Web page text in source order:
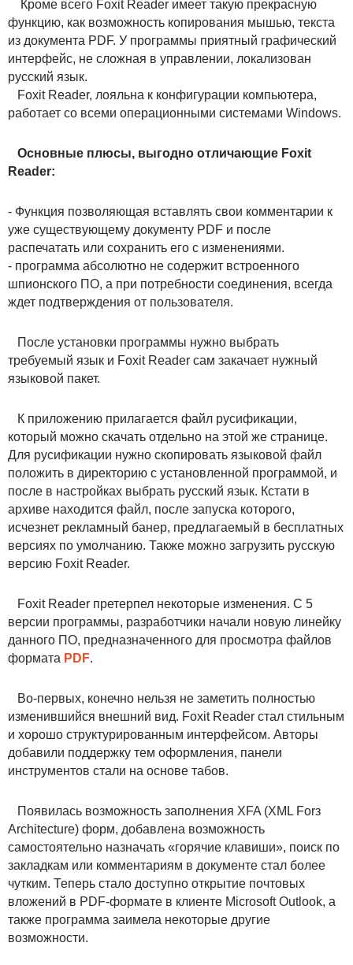
Кроме всего Foxit Reader имеет такую прекрасную
функцию, как возможность копирования мышью, текста
из документа PDF. У программы приятный графический
интерфейс, не сложная в управлении, локализован
русский язык.
Foxit Reader, лояльна к конфигурации компьютера,
работает со всеми операционными системами Windows.
Основные плюсы, выгодно отличающие Foxit
Reader:
- Функция позволяющая вставлять свои комментарии к
уже существующему документу PDF и после
распечатать или сохранить его с изменениями.
- программа абсолютно не содержит встроенного
шпионского ПО, а при потребности соединения, всегда
ждет подтверждения от пользователя.
После установки программы нужно выбрать
требуемый язык и Foxit Reader сам закачает нужный
языковой пакет.
К приложению прилагается файл русификации,
который можно скачать отдельно на этой же странице.
Для русификации нужно скопировать языковой файл
положить в директорию с установленной программой, и
после в настройках выбрать русский язык. Кстати в
архиве находится файл, после запуска которого,
исчезнет рекламный банер, предлагаемый в бесплатных
версиях по умолчанию. Также можно загрузить русскую
версию Foxit Reader.
Foxit Reader претерпел некоторые изменения. С 5
версии программы, разработчики начали новую линейку
данного ПО, предназначенного для просмотра файлов
формата PDF.
Во-первых, конечно нельзя не заметить полностью
изменившийся внешний вид. Foxit Reader стал стильным
и хорошо структурированным интерфейсом. Авторы
добавили поддержку тем оформления, панели
инструментов стали на основе табов.
Появилась возможность заполнения XFA (XML Forз
Architecture) форм, добавлена возможность
самостоятельно назначать «горячие клавиши», поиск по
закладкам или комментариям в документе стал более
чутким. Теперь стало доступно открытие почтовых
вложений в PDF-формате в клиенте Microsoft Outlook, а
также программа заимела некоторые другие
возможности.